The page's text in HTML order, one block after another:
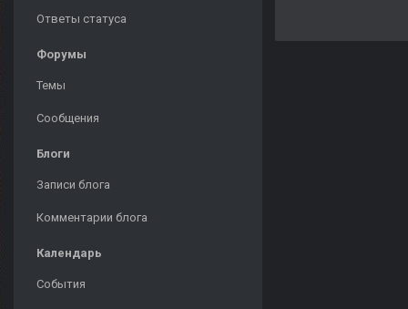
Ответы статуса
Форумы
Темы
Сообщения
Блоги
Записи блога
Комментарии блога
Календарь
События